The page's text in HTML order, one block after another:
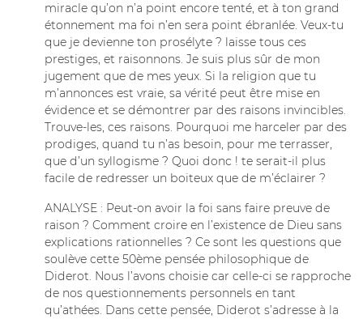
miracle qu’on n’a point encore tenté, et à ton grand
étonnement ma foi n’en sera point ébranlée. Veux-tu
que je devienne ton prosélyte ? laisse tous ces
prestiges, et raisonnons. Je suis plus sûr de mon
jugement que de mes yeux. Si la religion que tu
m’annonces est vraie, sa vérité peut être mise en
évidence et se démontrer par des raisons invincibles.
Trouve-les, ces raisons. Pourquoi me harceler par des
prodiges, quand tu n’as besoin, pour me terrasser,
que d’un syllogisme ? Quoi donc ! te serait-il plus
facile de redresser un boiteux que de m’éclairer ?
ANALYSE : Peut-on avoir la foi sans faire preuve de
raison ? Comment croire en l’existence de Dieu sans
explications rationnelles ? Ce sont les questions que
soulève cette 50ème pensée philosophique de
Diderot. Nous l’avons choisie car celle-ci se rapproche
de nos questionnements personnels en tant
qu’athées. Dans cette pensée, Diderot s’adresse à la